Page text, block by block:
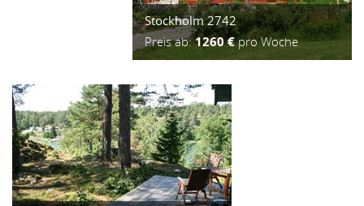
Stockholm 2742
Preis ab:1260 €pro Woche